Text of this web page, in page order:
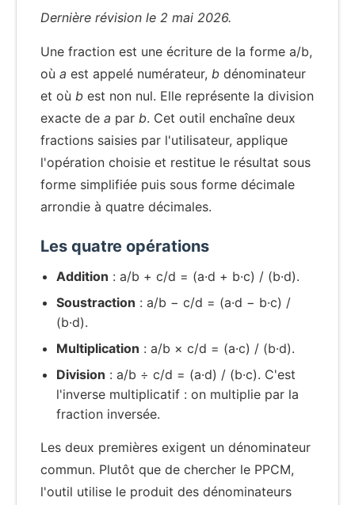
Dernière révision le 2 mai 2026.
Une fraction est une écriture de la forme a/b,
où a est appelé numérateur, b dénominateur
et où b est non nul. Elle représente la division
exacte de a par b. Cet outil enchaîne deux
fractions saisies par l'utilisateur, applique
l'opération choisie et restitue le résultat sous
forme simplifiée puis sous forme décimale
arrondie à quatre décimales.
Les quatre opérations
Addition : a/b + c/d = (a·d + b·c) / (b·d).
Soustraction : a/b − c/d = (a·d − b·c) /
(b·d).
Multiplication : a/b × c/d = (a·c) / (b·d).
Division : a/b ÷ c/d = (a·d) / (b·c). C'est
l'inverse multiplicatif : on multiplie par la
fraction inversée.
Les deux premières exigent un dénominateur
commun. Plutôt que de chercher le PPCM,
l'outil utilise le produit des dénominateurs